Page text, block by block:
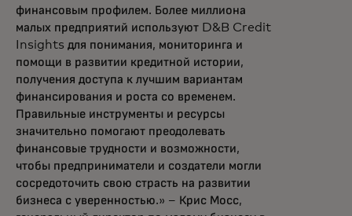
финансовым профилем. Более миллиона
малых предприятий используют D&B Credit
Insights для понимания, мониторинга и
помощи в развитии кредитной истории,
получения доступа к лучшим вариантам
финансирования и роста со временем.
Правильные инструменты и ресурсы
значительно помогают преодолевать
финансовые трудности и возможности,
чтобы предприниматели и создатели могли
сосредоточить свою страсть на развитии
бизнеса с уверенностью.» – Крис Мосс,